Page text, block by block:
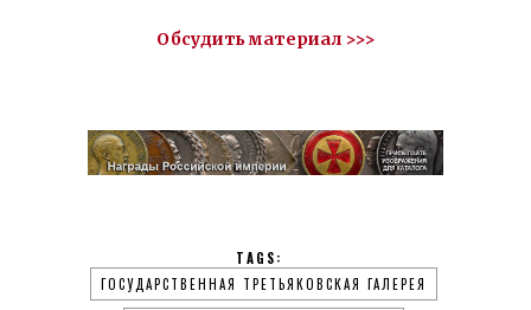
Обсудить материал >>>
TAGS:
ГОСУДАРСТВЕННАЯ ТРЕТЬЯКОВСКАЯ ГАЛЕРЕЯ